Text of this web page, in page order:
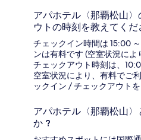
アパホテル〈那覇松山
ウトの時刻を教えてくだ
チェックイン時間は 15:00
ンは有料です (空室状況によ
チェックアウト時刻は、
空室状況により、有料でご
ックイン / チェックアウト
アパホテル〈那覇松山
か ?